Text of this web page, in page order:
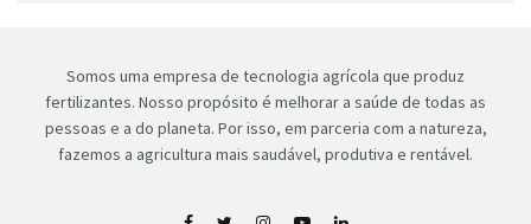
Somos uma empresa de tecnologia agrícola que produz
fertilizantes. Nosso propósito é melhorar a saúde de todas as
pessoas e a do planeta. Por isso, em parceria com a natureza,
fazemos a agricultura mais saudável, produtiva e rentável.